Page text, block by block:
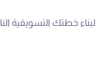
لبناء خطتك التسويقية